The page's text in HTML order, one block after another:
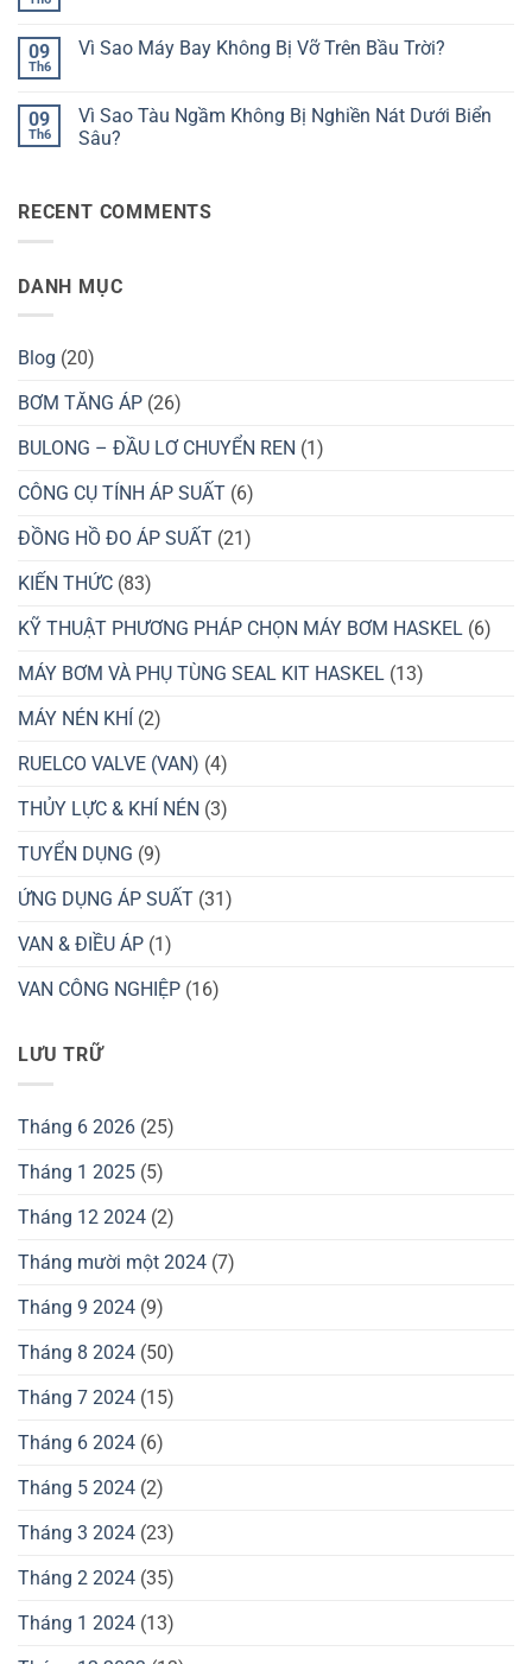
Cơ
Thể
Suất
Cao?
Hút
Được
Ống
Hút?
bình
luận
Nồi
Áp
Suất
Nhanh
Hơn?
09
Th6
Vì Sao Máy Bay Không Bị Vỡ Trên Bầu Trời?
bình
luận
ở
Vì
Không
Trời?
09
Th6
Vì Sao Tàu Ngầm Không Bị Nghiền Nát Dưới Biển
Sâu?
luận
ở
Ngầm
Không
Nát
Dưới
Sâu?
RECENT COMMENTS
DANH MỤC
Blog (20)
BƠM TĂNG ÁP (26)
BULONG – ĐẦU LƠ CHUYỂN REN (1)
CÔNG CỤ TÍNH ÁP SUẤT (6)
ĐỒNG HỒ ĐO ÁP SUẤT (21)
KIẾN THỨC (83)
KỸ THUẬT PHƯƠNG PHÁP CHỌN MÁY BƠM HASKEL (6)
MÁY BƠM VÀ PHỤ TÙNG SEAL KIT HASKEL (13)
MÁY NÉN KHÍ (2)
RUELCO VALVE (VAN) (4)
THỦY LỰC & KHÍ NÉN (3)
TUYỂN DỤNG (9)
ỨNG DỤNG ÁP SUẤT (31)
VAN & ĐIỀU ÁP (1)
VAN CÔNG NGHIỆP (16)
LƯU TRỮ
Tháng 6 2026 (25)
Tháng 1 2025 (5)
Tháng 12 2024 (2)
Tháng mười một 2024 (7)
Tháng 9 2024 (9)
Tháng 8 2024 (50)
Tháng 7 2024 (15)
Tháng 6 2024 (6)
Tháng 5 2024 (2)
Tháng 3 2024 (23)
Tháng 2 2024 (35)
Tháng 1 2024 (13)